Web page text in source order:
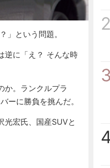
という問題。
逆に「え？ そんな時
。ランクルプラ
ーに勝負を挑んだ。
宏氏、国産SUVと